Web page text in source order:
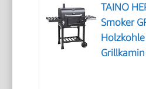
TAINO
Smoker